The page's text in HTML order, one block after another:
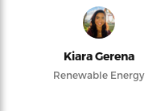
Kiara Gerena
Renewable Energy